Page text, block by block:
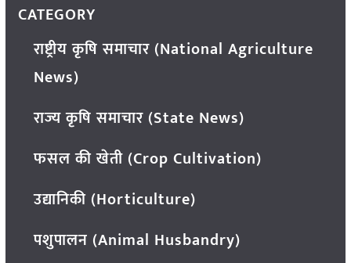
CATEGORY
राष्ट्रीय कृषि समाचार (National Agriculture
News)
राज्य कृषि समाचार (State News)
फसल की खेती (Crop Cultivation)
उद्यानिकी (Horticulture)
पशुपालन (Animal Husbandry)